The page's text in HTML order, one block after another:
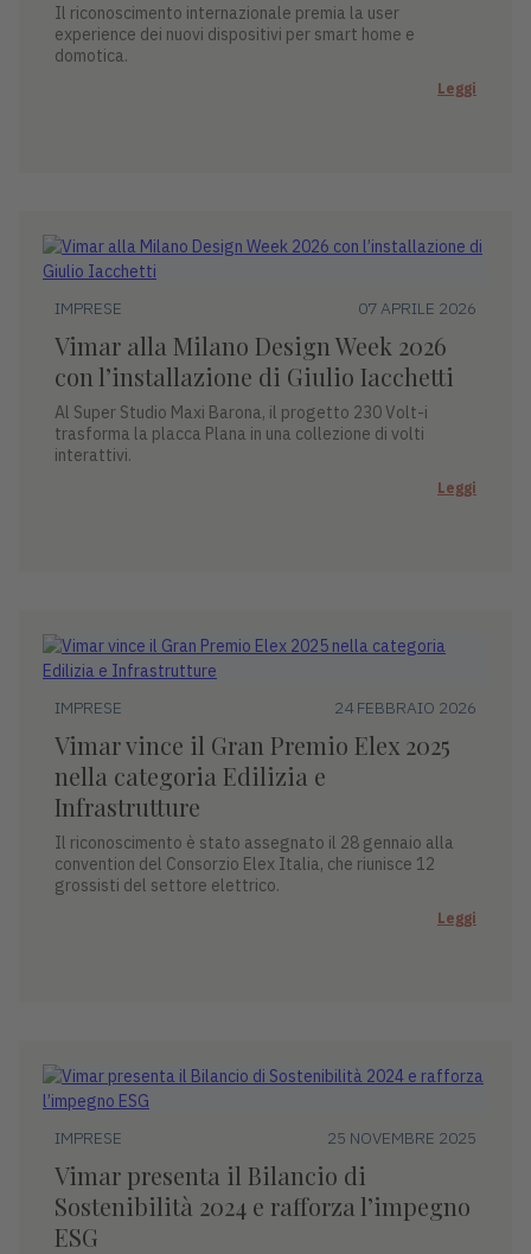
Il riconoscimento internazionale premia la user
experience dei nuovi dispositivi per smart home e
domotica.
Leggi
IMPRESE 07 APRILE 2026
Vimar alla Milano Design Week 2026
con l’installazione di Giulio Iacchetti
Al Super Studio Maxi Barona, il progetto 230 Volt-i
trasforma la placca Plana in una collezione di volti
interattivi.
Leggi
IMPRESE 24 FEBBRAIO 2026
Vimar vince il Gran Premio Elex 2025
nella categoria Edilizia e
Infrastrutture
Il riconoscimento è stato assegnato il 28 gennaio alla
convention del Consorzio Elex Italia, che riunisce 12
grossisti del settore elettrico.
Leggi
IMPRESE 25 NOVEMBRE 2025
Vimar presenta il Bilancio di
Sostenibilità 2024 e rafforza l’impegno
ESG